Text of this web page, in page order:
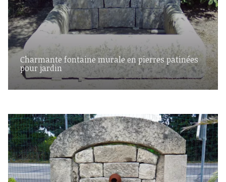
Charmante fontaine murale en pierres patinées
pour jardin